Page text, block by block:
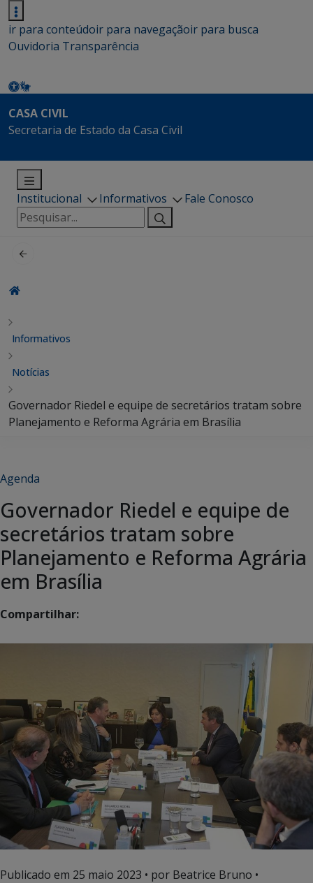
ir para conteúdoir para navegaçãoir para busca
Ouvidoria Transparência
CASA CIVIL
Secretaria de Estado da Casa Civil
Institucional Informativos
Fale Conosco
Pesquisar
por:
Informativos
Notícias
Governador Riedel e equipe de secretários tratam sobre
Planejamento e Reforma Agrária em Brasília
Agenda
Governador Riedel e equipe de
secretários tratam sobre
Planejamento e Reforma Agrária
em Brasília
Compartilhar:
Publicado em 25 maio 2023 • por Beatrice Bruno •